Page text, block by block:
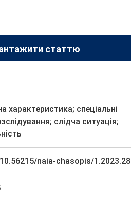
статтю
характеристика; спеціальні
слідча ситуація;
naia-chasopis/1.2023.28